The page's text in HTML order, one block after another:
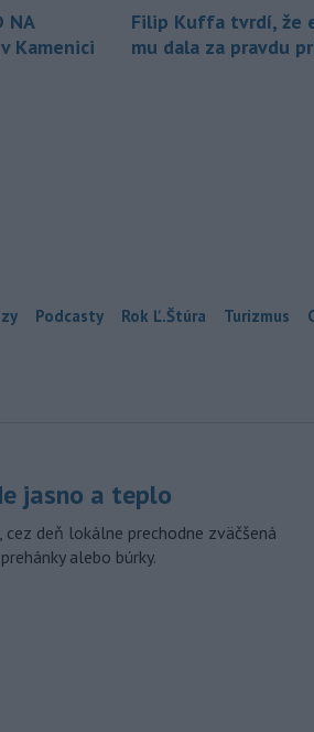
NA
Kamenici
Filip Kuffa tvrdí, že
mu dala za pravdu
Podcasty Rok Ľ.Štúra Turizmus
jasno a teplo
deň lokálne prechodne zväčšená
alebo búrky.